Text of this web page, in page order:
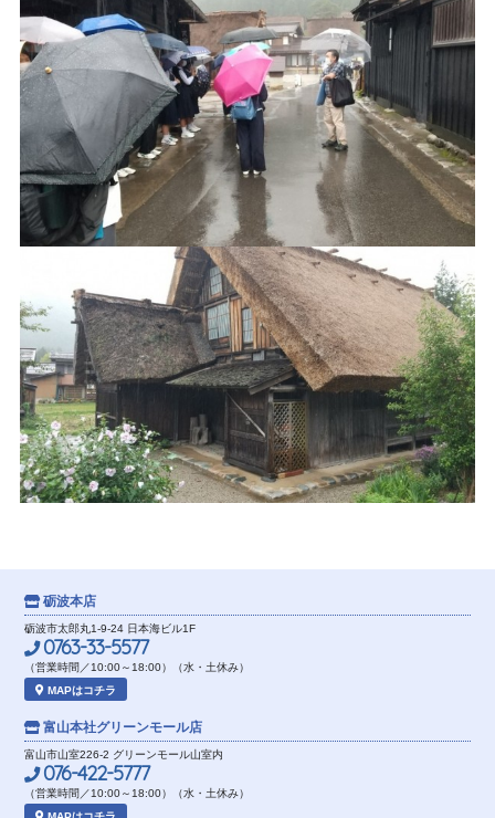
砺波本店
砺波市太郎丸1-9-24 日本海ビル1F
0763-33-5577
（営業時間／10:00～18:00）（水・土休み）
MAPはコチラ
富山本社グリーンモール店
富山市山室226-2 グリーンモール山室内
076-422-5777
（営業時間／10:00～18:00）（水・土休み）